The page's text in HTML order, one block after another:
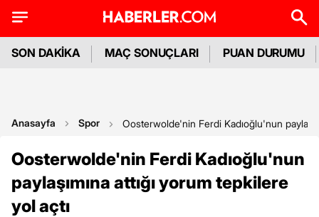
SON DAKİKA MAÇ SONUÇLARI PUAN DURUMU
Anasayfa Spor Oosterwolde'nin Ferdi Kadıoğlu'nun
Oosterwolde'nin Ferdi Kadıoğlu'nun
paylaşımına attığı yorum tepkilere
yol açtı